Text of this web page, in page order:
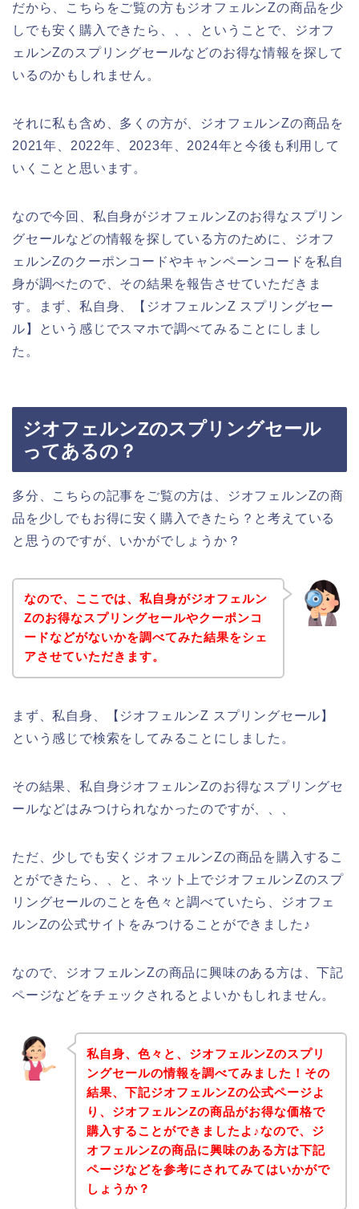
だから、こちらをご覧の方もジオフェルンZの商品を少
しでも安く購入できたら、、、ということで、ジオフ
ェルンZのスプリングセールなどのお得な情報を探して
いるのかもしれません。
それに私も含め、多くの方が、ジオフェルンZの商品を
2021年、2022年、2023年、2024年と今後も利用して
いくことと思います。
なので今回、私自身がジオフェルンZのお得なスプリン
グセールなどの情報を探している方のために、ジオフ
ェルンZのクーポンコードやキャンペーンコードを私自
身が調べたので、その結果を報告させていただきま
す。まず、私自身、【ジオフェルンZ スプリングセー
ル】という感じでスマホで調べてみることにしまし
た。
ジオフェルンZのスプリングセール
ってあるの？
多分、こちらの記事をご覧の方は、ジオフェルンZの商
品を少しでもお得に安く購入できたら？と考えている
と思うのですが、いかがでしょうか？
なので、ここでは、私自身がジオフェルン
Zのお得なスプリングセールやクーポンコ
ードなどがないかを調べてみた結果をシェ
アさせていただきます。
まず、私自身、【ジオフェルンZ スプリングセール】
という感じで検索をしてみることにしました。
その結果、私自身ジオフェルンZのお得なスプリングセ
ールなどはみつけられなかったのですが、、、
ただ、少しでも安くジオフェルンZの商品を購入するこ
とができたら、、と、ネット上でジオフェルンZのスプ
リングセールのことを色々と調べていたら、ジオフェ
ルンZの公式サイトをみつけることができました♪
なので、ジオフェルンZの商品に興味のある方は、下記
ページなどをチェックされるとよいかもしれません。
私自身、色々と、ジオフェルンZのスプリ
ングセールの情報を調べてみました！その
結果、下記ジオフェルンZの公式ページよ
り、ジオフェルンZの商品がお得な価格で
購入することができましたよ♪なので、ジ
オフェルンZの商品に興味のある方は下記
ページなどを参考にされてみてはいかがで
しょうか？